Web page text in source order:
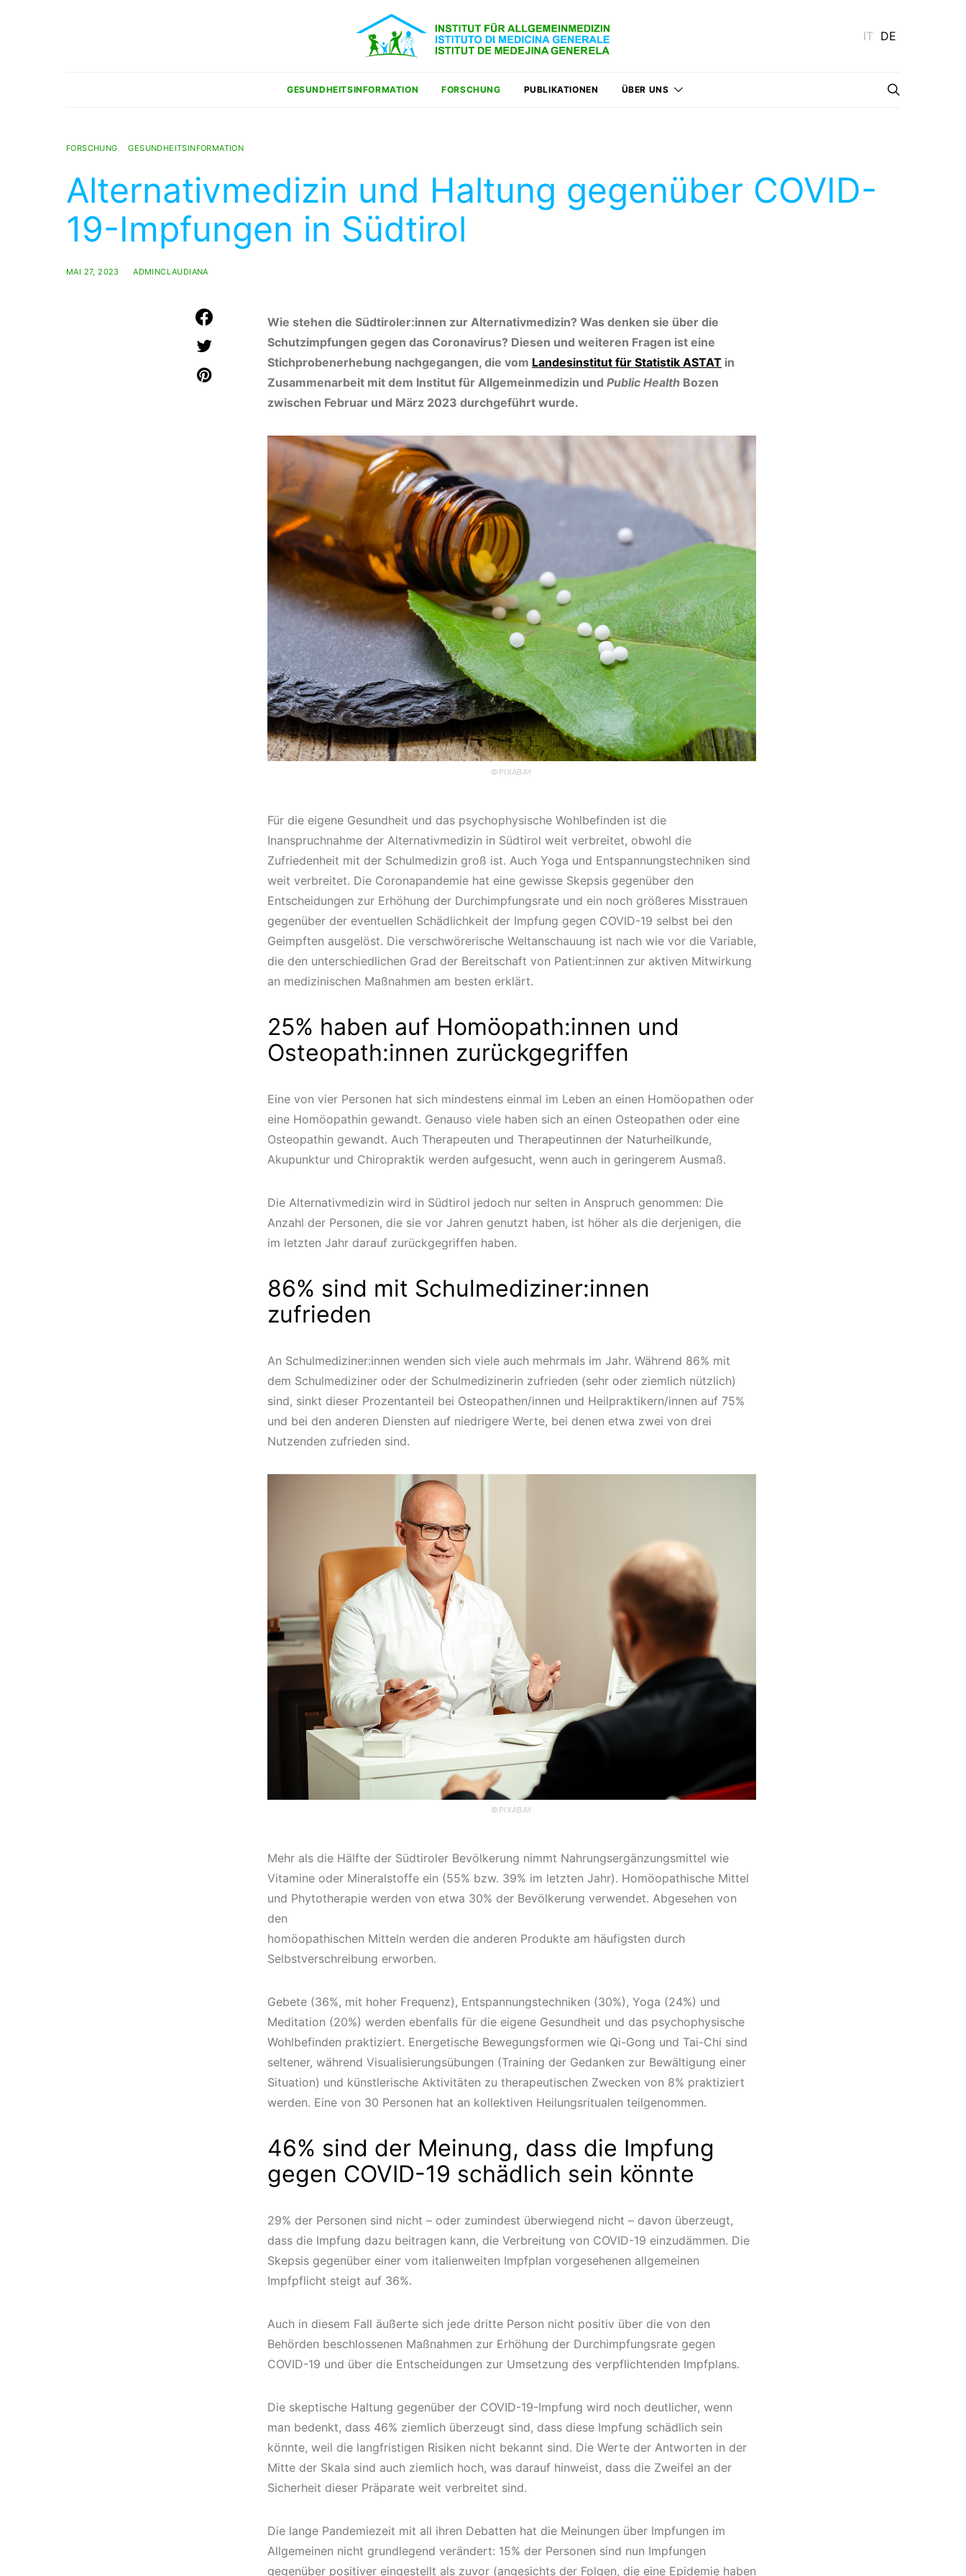
IT DE
GESUNDHEITSINFORMATION FORSCHUNG PUBLIKATIONEN ÜBER UNS
FORSCHUNG GESUNDHEITSINFORMATION
Alternativmedizin und Haltung gegenüber COVID-
19-Impfungen in Südtirol
MAI 27, 2023 ADMINCLAUDIANA
Wie stehen die Südtiroler:innen zur Alternativmedizin? Was denken sie über die
Schutzimpfungen gegen das Coronavirus? Diesen und weiteren Fragen ist eine
Stichprobenerhebung nachgegangen, die vom Landesinstitut für Statistik ASTAT in
Zusammenarbeit mit dem Institut für Allgemeinmedizin und Public Health Bozen
zwischen Februar und März 2023 durchgeführt wurde.
©PIXABAY
Für die eigene Gesundheit und das psychophysische Wohlbefinden ist die
Inanspruchnahme der Alternativmedizin in Südtirol weit verbreitet, obwohl die
Zufriedenheit mit der Schulmedizin groß ist. Auch Yoga und Entspannungstechniken sind
weit verbreitet. Die Coronapandemie hat eine gewisse Skepsis gegenüber den
Entscheidungen zur Erhöhung der Durchimpfungsrate und ein noch größeres Misstrauen
gegenüber der eventuellen Schädlichkeit der Impfung gegen COVID-19 selbst bei den
Geimpften ausgelöst. Die verschwörerische Weltanschauung ist nach wie vor die Variable,
die den unterschiedlichen Grad der Bereitschaft von Patient:innen zur aktiven Mitwirkung
an medizinischen Maßnahmen am besten erklärt.
25% haben auf Homöopath:innen und
Osteopath:innen zurückgegriffen
Eine von vier Personen hat sich mindestens einmal im Leben an einen Homöopathen oder
eine Homöopathin gewandt. Genauso viele haben sich an einen Osteopathen oder eine
Osteopathin gewandt. Auch Therapeuten und Therapeutinnen der Naturheilkunde,
Akupunktur und Chiropraktik werden aufgesucht, wenn auch in geringerem Ausmaß.
Die Alternativmedizin wird in Südtirol jedoch nur selten in Anspruch genommen: Die
Anzahl der Personen, die sie vor Jahren genutzt haben, ist höher als die derjenigen, die
im letzten Jahr darauf zurückgegriffen haben.
86% sind mit Schulmediziner:innen
zufrieden
An Schulmediziner:innen wenden sich viele auch mehrmals im Jahr. Während 86% mit
dem Schulmediziner oder der Schulmedizinerin zufrieden (sehr oder ziemlich nützlich)
sind, sinkt dieser Prozentanteil bei Osteopathen/innen und Heilpraktikern/innen auf 75%
und bei den anderen Diensten auf niedrigere Werte, bei denen etwa zwei von drei
Nutzenden zufrieden sind.
©PIXABAY
Mehr als die Hälfte der Südtiroler Bevölkerung nimmt Nahrungsergänzungsmittel wie
Vitamine oder Mineralstoffe ein (55% bzw. 39% im letzten Jahr). Homöopathische Mittel
und Phytotherapie werden von etwa 30% der Bevölkerung verwendet. Abgesehen von
den
homöopathischen Mitteln werden die anderen Produkte am häufigsten durch
Selbstverschreibung erworben.
Gebete (36%, mit hoher Frequenz), Entspannungstechniken (30%), Yoga (24%) und
Meditation (20%) werden ebenfalls für die eigene Gesundheit und das psychophysische
Wohlbefinden praktiziert. Energetische Bewegungsformen wie Qi-Gong und Tai-Chi sind
seltener, während Visualisierungsübungen (Training der Gedanken zur Bewältigung einer
Situation) und künstlerische Aktivitäten zu therapeutischen Zwecken von 8% praktiziert
werden. Eine von 30 Personen hat an kollektiven Heilungsritualen teilgenommen.
46% sind der Meinung, dass die Impfung
gegen COVID-19 schädlich sein könnte
29% der Personen sind nicht – oder zumindest überwiegend nicht – davon überzeugt,
dass die Impfung dazu beitragen kann, die Verbreitung von COVID-19 einzudämmen. Die
Skepsis gegenüber einer vom italienweiten Impfplan vorgesehenen allgemeinen
Impfpflicht steigt auf 36%.
Auch in diesem Fall äußerte sich jede dritte Person nicht positiv über die von den
Behörden beschlossenen Maßnahmen zur Erhöhung der Durchimpfungsrate gegen
COVID-19 und über die Entscheidungen zur Umsetzung des verpflichtenden Impfplans.
Die skeptische Haltung gegenüber der COVID-19-Impfung wird noch deutlicher, wenn
man bedenkt, dass 46% ziemlich überzeugt sind, dass diese Impfung schädlich sein
könnte, weil die langfristigen Risiken nicht bekannt sind. Die Werte der Antworten in der
Mitte der Skala sind auch ziemlich hoch, was darauf hinweist, dass die Zweifel an der
Sicherheit dieser Präparate weit verbreitet sind.
Die lange Pandemiezeit mit all ihren Debatten hat die Meinungen über Impfungen im
Allgemeinen nicht grundlegend verändert: 15% der Personen sind nun Impfungen
gegenüber positiver eingestellt als zuvor (angesichts der Folgen, die eine Epidemie haben